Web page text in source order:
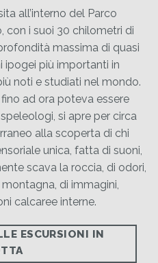
all’interno del Parco
con i suoi 30 chilometri di
massima di quasi
ipogei più importanti in
noti e studiati nel mondo.
ad ora poteva essere
si apre per circa
alla scoperta di chi
unica, fatta di suoni,
scava la roccia, di odori,
di immagini,
calcaree interne.
ESCURSIONI IN